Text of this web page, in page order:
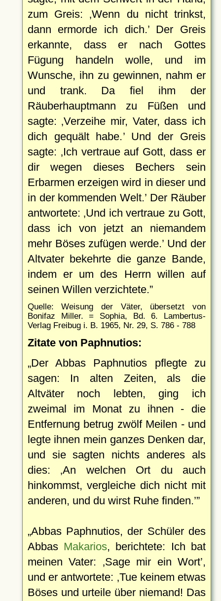
zum Greis:
Wenn du nicht trinkst,
dann ermorde ich dich.Der Greis
erkannte, dass er nach Gottes
Fügung handeln wolle, und im
Wunsche, ihn zu gewinnen, nahm er
und trank. Da fiel ihm der
Räuberhauptmann zu Füßen und
sagte:
Verzeihe mir, Vater, dass ich
dich gequält habe. Und der Greis
sagte:
Ich vertraue auf Gott, dass er
dir wegen dieses Bechers sein
Erbarmen erzeigen wird in dieser und
in der kommenden Welt. Der Räuber
antwortete: Und ich vertraue zu Gott,
dass ich von jetzt an niemandem
mehr Böses zufügen werde. Und der
Altvater bekehrte die ganze Bande,
indem er um des Herrn willen auf
seinen Willen verzichtete.
Quelle: Weisung der Väter, übersetzt von
Bonifaz Miller. = Sophia, Bd. 6. Lambertus-
Verlag Freibug i. B. 1965, Nr. 29, S. 786 - 788
Zitate von Paphnutios:
Der Abbas Paphnutios pflegte zu
sagen: In alten Zeiten, als die
Altväter noch lebten, ging ich
zweimal im Monat zu ihnen - die
Entfernung betrug zwölf Meilen - und
legte ihnen mein ganzes Denken dar,
und sie sagten nichts anderes als
dies:
An welchen Ort du auch
hinkommst, vergleiche dich nicht mit
anderen, und du wirst Ruhe finden.
Abbas Paphnutios, der Schüler des
Abbas Makarios, berichtete: Ich bat
meinen Vater:
Sage mir ein Wort ,
und er antwortete: Tue keinem etwas
Böses und urteile über niemand! Das